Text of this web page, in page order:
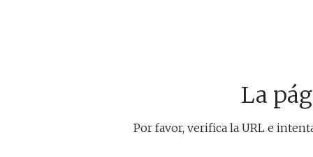
La
Por favor, verifica la URL e